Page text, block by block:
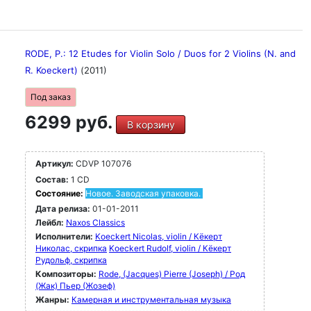
RODE, P.: 12 Etudes for Violin Solo / Duos for 2 Violins (N. and
R. Koeckert) (2011)
Под заказ
6299 руб. В корзину
Артикул: CDVP 107076
Состав: 1 CD
Состояние: Новое. Заводская упаковка.
Дата релиза: 01-01-2011
Лейбл: Naxos Classics
Исполнители: Koeckert Nicolas, violin / Кёкерт
Николас, скрипка Koeckert Rudolf, violin / Кёкерт
Рудольф, скрипка
Композиторы: Rode, (Jacques) Pierre (Joseph) / Род
(Жак) Пьер (Жозеф)
Жанры: Камерная и инструментальная музыка